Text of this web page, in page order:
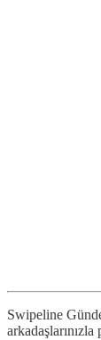
Swipeline
arkadaşlarınızla